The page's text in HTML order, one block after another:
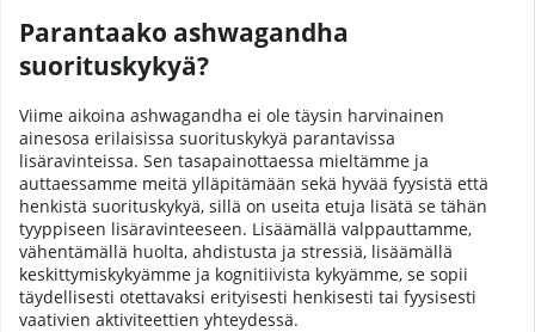
Parantaako ashwagandha
suorituskykyä?
Viime aikoina ashwagandha ei ole täysin harvinainen
ainesosa erilaisissa suorituskykyä parantavissa
lisäravinteissa. Sen tasapainottaessa mieltämme ja
auttaessamme meitä ylläpitämään sekä hyvää fyysistä että
henkistä suorituskykyä, sillä on useita etuja lisätä se tähän
tyyppiseen lisäravinteeseen. Lisäämällä valppauttamme,
vähentämällä huolta, ahdistusta ja stressiä, lisäämällä
keskittymiskykyämme ja kognitiivista kykyämme, se sopii
täydellisesti otettavaksi erityisesti henkisesti tai fyysisesti
vaativien aktiviteettien yhteydessä.